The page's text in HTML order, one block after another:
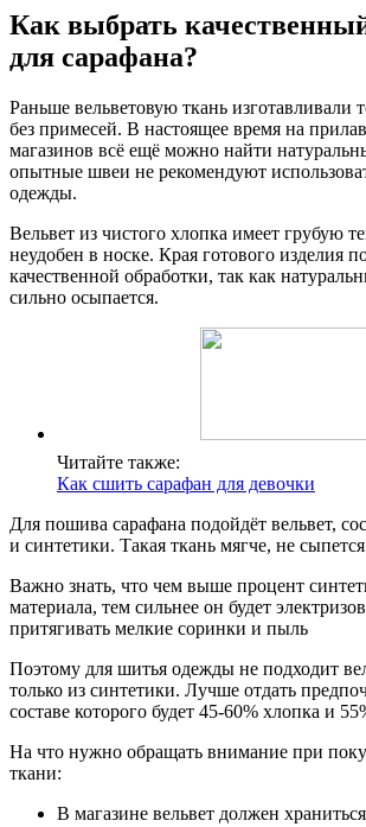
Как выбрать
для сарафана?
Раньше вельветовую ткань изготавливали
без примесей. В настоящее время на
магазинов всё ещё можно найти
опытные швеи не рекомендуют
одежды.
Вельвет из чистого хлопка имеет грубую
неудобен в носке. Края готового изделия
качественной обработки, так как
сильно осыпается.
Читайте также:
Как сшить сарафан для девочки
Для пошива сарафана подойдёт вельвет,
и синтетики. Такая ткань мягче, не
Важно знать, что чем выше процент
материала, тем сильнее он будет
притягивать мелкие соринки и пыль
Поэтому для шитья одежды не подходит
только из синтетики. Лучше отдать
составе которого будет 45-60% хлопка и
На что нужно обращать внимание при
ткани:
В магазине вельвет должен